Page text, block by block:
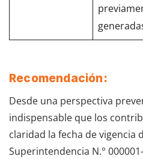
Recomendación:
Desde una perspectiva
indispensable que los
claridad la fecha de vigencia
Superintendencia N.°